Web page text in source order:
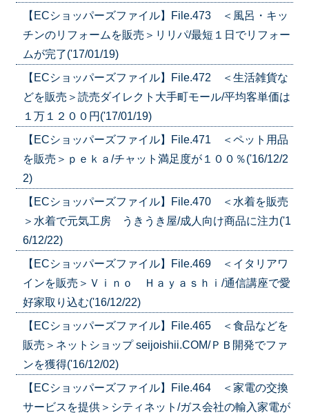
【ECショッパーズファイル】File.473 ＜風呂・キッ
チンのリフォームを販売＞リリパ/最短１日でリフォー
ムが完了('17/01/19)
【ECショッパーズファイル】File.472 ＜生活雑貨な
どを販売＞読売ダイレクト大手町モール/平均客単価は
１万１２００円('17/01/19)
【ECショッパーズファイル】File.471 ＜ペット用品
を販売＞ｐｅｋａ/チャット満足度が１００％('16/12/2
2)
【ECショッパーズファイル】File.470 ＜水着を販売
＞水着で元気工房 うきうき屋/成人向け商品に注力('1
6/12/22)
【ECショッパーズファイル】File.469 ＜イタリアワ
インを販売＞Ｖｉｎｏ Ｈａｙａｓｈｉ/通信講座で愛
好家取り込む('16/12/22)
【ECショッパーズファイル】File.465 ＜食品などを
販売＞ネットショップ seijoishii.COM/ＰＢ開発でファ
ンを獲得('16/12/02)
【ECショッパーズファイル】File.464 ＜家電の交換
サービスを提供＞シティネット/ガス会社の輸入家電が